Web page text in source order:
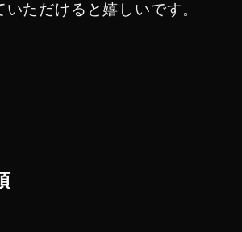
いただけると嬉しいです。